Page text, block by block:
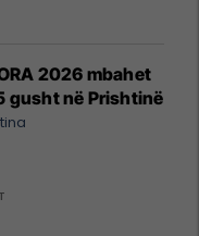
2026 mbahet
gusht në Prishtinë